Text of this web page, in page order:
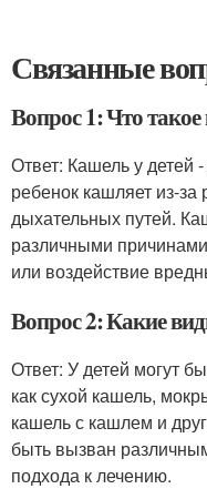
Связанные
Вопрос 1: Что
Ответ: Кашель у детей
ребенок кашляет из-за
дыхательных путей.
различными
или воздействие
Вопрос 2: Какие
Ответ: У детей могут
как сухой кашель,
кашель с кашлем и
быть вызван
подхода к лечению.